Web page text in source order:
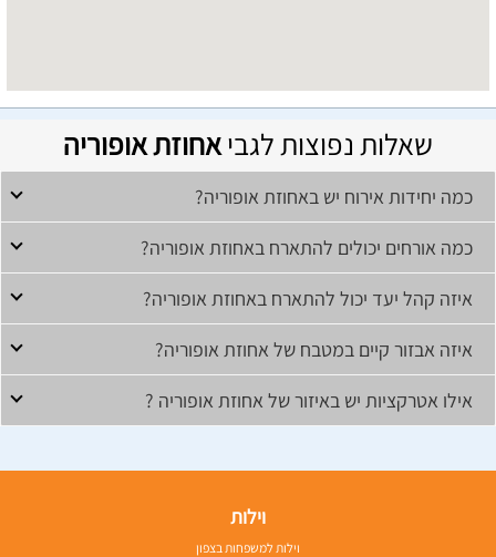
שאלות נפוצות לגביאחוזת אופוריה
כמה יחידות אירוח יש באחוזת אופוריה?
כמה אורחים יכולים להתארח באחוזת אופוריה?
איזה קהל יעד יכול להתארח באחוזת אופוריה?
איזה אבזור קיים במטבח של אחוזת אופוריה?
אילו אטרקציות יש באיזור של אחוזת אופוריה ?
וילות
וילות למשפחות בצפון